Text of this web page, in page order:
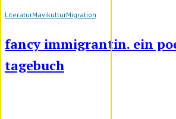
LiteraturMavikulturMigration
fancy immigrantin. ein
tagebuch